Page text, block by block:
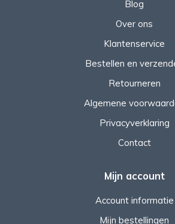
Blog
Over ons
Klantenservice
Bestellen en
Retourneren
Algemene
Privacyverklaring
Contact
Mijn account
Account informatie
Mijn bestellingen